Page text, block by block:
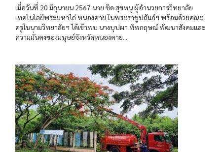
เมื่อวันที่ 20 มิถุนายน 2567 นาย ชิด สุขหนู ผู้อำนวยการวิทยาลัย
เทคโนโลยีพระมหาไถ่ หนองคาย ในพระราชูปถัมภ์ฯ พร้อมด้วยคณะ
ครูในนามวิทยาลัยฯ ได้เข้าพบ นางบุปผา ทัพกฤษณ์ พัฒนาสังคมและ
ความมั่นคงของมนุษย์จังหวัดหนองคาย...